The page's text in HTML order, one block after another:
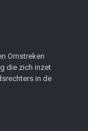
Omstreken
die zich inzet
in de